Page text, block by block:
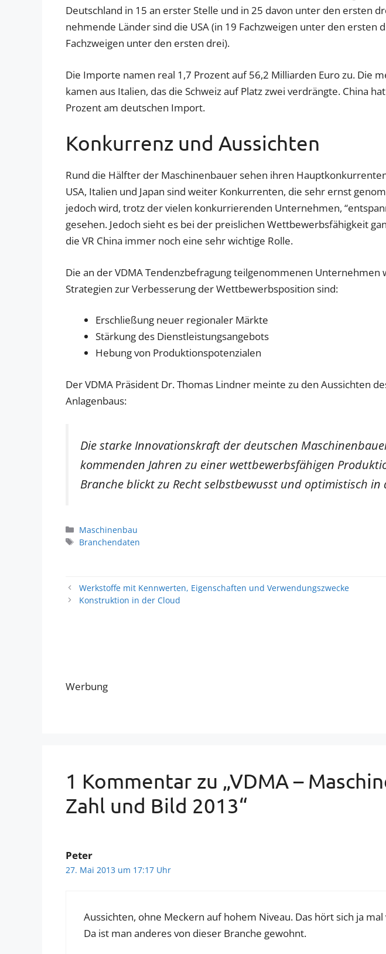
Deutschland in 15 an erster Stelle und in 25 davon unter den ersten
nehmende Länder sind die USA (in 19 Fachzweigen unter den ersten
Fachzweigen unter den ersten drei).
Die Importe namen real 1,7 Prozent auf 56,2 Milliarden Euro zu. Die
kamen aus Italien, das die Schweiz auf Platz zwei verdrängte. China
Prozent am deutschen Import.
Konkurrenz und Aussichten
Rund die Hälfter der Maschinenbauer sehen ihren
USA, Italien und Japan sind weiter Konkurrenten, die sehr ernst
jedoch wird, trotz der vielen konkurrierenden Unternehmen,
gesehen. Jedoch sieht es bei der preislichen Wettbewerbsfähigkeit
die VR China immer noch eine sehr wichtige Rolle.
Die an der VDMA Tendenzbefragung teilgenommenen Unternehmen
Strategien zur Verbesserung der Wettbewerbsposition sind:
Erschließung neuer regionaler Märkte
Stärkung des Dienstleistungsangebots
Hebung von Produktionspotenzialen
Der VDMA Präsident Dr. Thomas Lindner meinte zu den Aussichten
Anlagenbaus:
Die starke Innovationskraft der deutschen
kommenden Jahren zu einer wettbewerbsfähigen
Branche blickt zu Recht selbstbewusst und optimistisch in
Kategorien
Maschinenbau
Schlagwörter
Branchendaten
Werkstoffe mit Kennwerten, Eigenschaften und Verwendungszwecke
Konstruktion in der Cloud
Werbung
1 Kommentar zu „VDMA –
Zahl und Bild 2013“
Peter
27. Mai 2013 um 17:17 Uhr
Aussichten, ohne Meckern auf hohem Niveau. Das hört sich ja
Da ist man anderes von dieser Branche gewohnt.